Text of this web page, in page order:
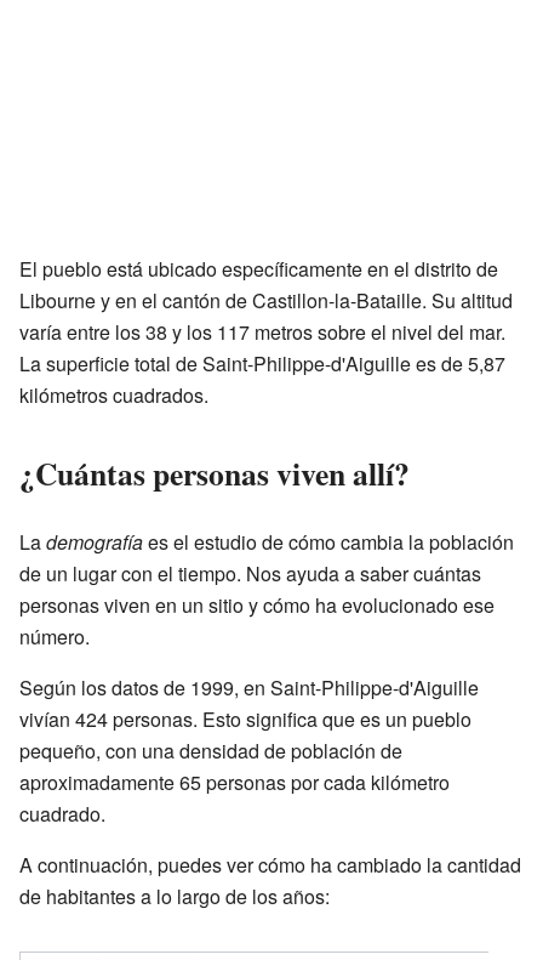
El pueblo está ubicado específicamente en el distrito de
Libourne y en el cantón de Castillon-la-Bataille. Su altitud
varía entre los 38 y los 117 metros sobre el nivel del mar.
La superficie total de Saint-Philippe-d'Aiguille es de 5,87
kilómetros cuadrados.
¿Cuántas personas viven allí?
Lademografíaes el estudio de cómo cambia la población
de un lugar con el tiempo. Nos ayuda a saber cuántas
personas viven en un sitio y cómo ha evolucionado ese
número.
Según los datos de 1999, en Saint-Philippe-d'Aiguille
vivían 424 personas. Esto significa que es un pueblo
pequeño, con una densidad de población de
aproximadamente 65 personas por cada kilómetro
cuadrado.
A continuación, puedes ver cómo ha cambiado la cantidad
de habitantes a lo largo de los años: